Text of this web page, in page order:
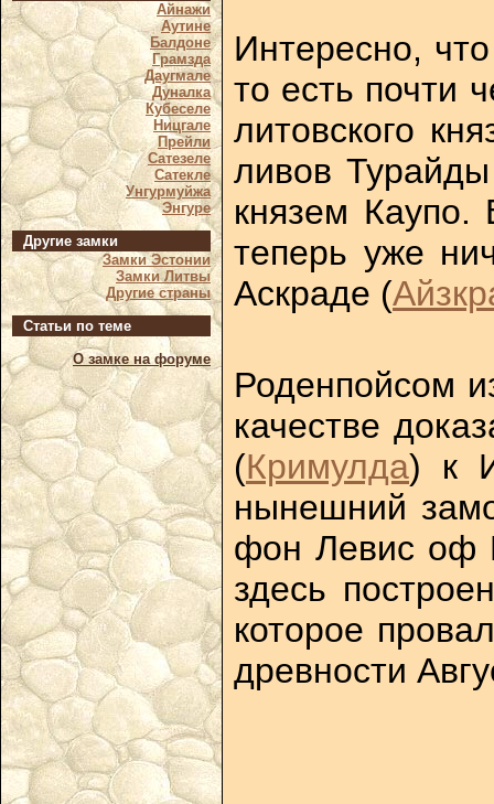
Айнажи
Аутине
Балдоне
Грамзда
Даугмале
Дуналка
Кубеселе
Ницгале
Прейли
Сатезеле
Сатекле
Унгурмуйжа
Энгуре
Другие замки
Замки Эстонии
Замки Литвы
Другие страны
Статьи по теме
О замке на форуме
Интересно,
то есть почти
литовского
ливов
князем Каупо.
теперь уже
Аскраде (
Роденпойсом
качестве
(Кримулда) к
нынешний
фон Левис оф
здесь
которое
древности